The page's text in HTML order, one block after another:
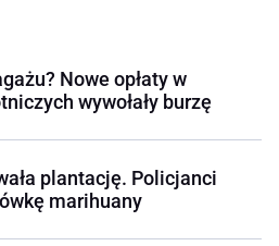
Nowe opłaty w
wywołały burzę
plantację. Policjanci
marihuany